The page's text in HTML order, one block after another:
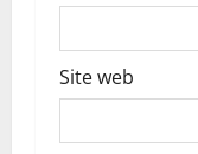
Site web